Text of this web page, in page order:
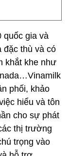
quốc gia và
đặc thù và có
khắt khe như
phối, khảo
hiểu và tôn
cho sự phát
thị trường
trọng vào